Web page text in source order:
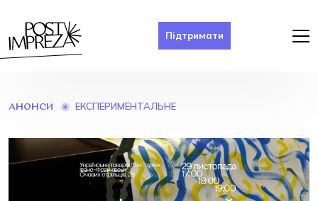
Підтримати
АНОНСИ ЕКСПЕРИМЕНТАЛЬНЕ